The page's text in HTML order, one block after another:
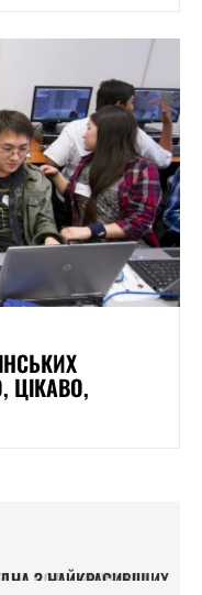
ЦІКАВО,
З НАЙКРАСИВІШИХ
АРХІТЕКТУРА